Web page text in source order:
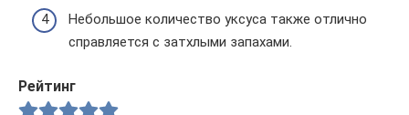
Небольшое количество уксуса также отлично
справляется с затхлыми запахами.
Рейтинг